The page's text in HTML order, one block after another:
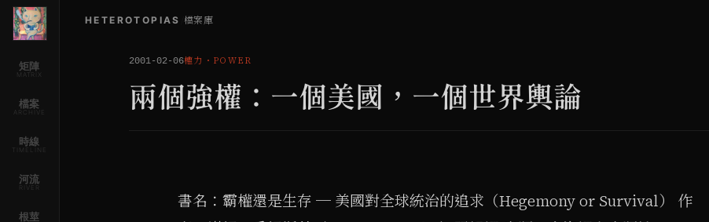
矩陣
MATRIX
檔案
ARCHIVE
時線
TIMELINE
河流
RIVER
根莖
HETEROTOPIAS 檔案庫
2001-02-06權力 ・ POWER
兩個強權：一個美國，一個世界輿論
書名：霸權還是生存 ─ 美國對全球統治的追求（Hegemony or Survival） 作